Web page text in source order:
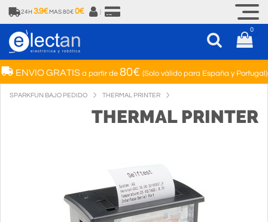
24H 3.9€ MAS 80€ 0€
0
ENVIO GRATISa partir de 80€ (Solo válido para España y Portugal)
SPARKFUN BAJO PEDIDO THERMAL PRINTER
THERMAL PRINTER